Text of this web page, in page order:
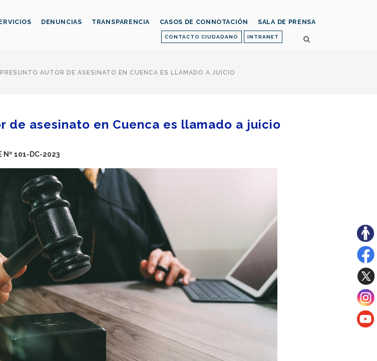
CONTACTO CIUDADANO INTRANET
DENUNCIAS TRANSPARENCIA CASOS DE CONNOTACIÓN SALA DE PRENSA
PRESUNTO AUTOR DE ASESINATO EN CUENCA ES LLAMADO A JUICIO
de asesinato en Cuenca es llamado a juicio
Nº 101-DC-2023